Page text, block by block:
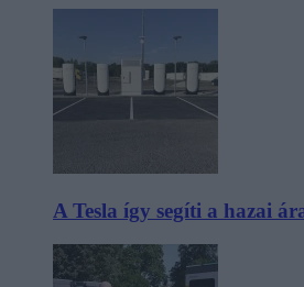
A Tesla így segíti a hazai